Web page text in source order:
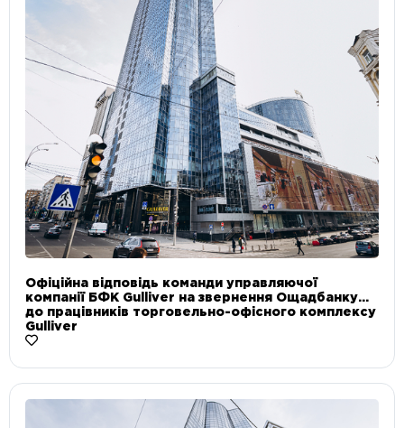
Офіційна відповідь команди управляючої
компанії БФК Gulliver на звернення Ощадбанку
до працівників торговельно-офісного комплексу
Gulliver